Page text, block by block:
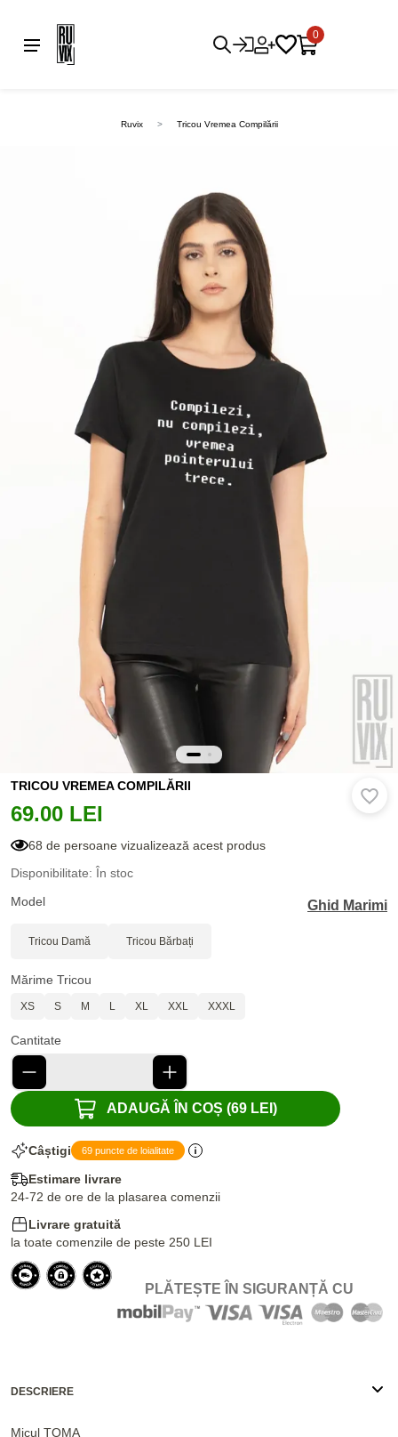
0
Ruvix Tricou Vremea Compilării
TRICOU VREMEA COMPILĂRII
69.00 LEI
68 de persoane vizualizează acest produs
Disponibilitate: În stoc
Model
Ghid Marimi
Tricou Damă Tricou Bărbați
Mărime Tricou
XS S M L XL XXL XXXL
Cantitate
ADAUGĂ ÎN COȘ (69 LEI)
Câștigi 69 puncte de loialitate
Estimare livrare
24-72 de ore de la plasarea comenzii
Livrare gratuită
la toate comenzile de peste 250 LEI
PLĂTEȘTE ÎN SIGURANȚĂ CU
DESCRIERE
Micul TOMA